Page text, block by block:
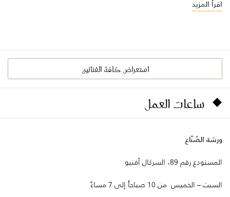
اقرأ المزيد
استعراض كافة الفنانين
ساعات العمل
ورشة الصُنّاع
المستودع رقم 89، السركال أفنيو
السبت – الخميس من 10 صباحاً إلى 7 مساءً